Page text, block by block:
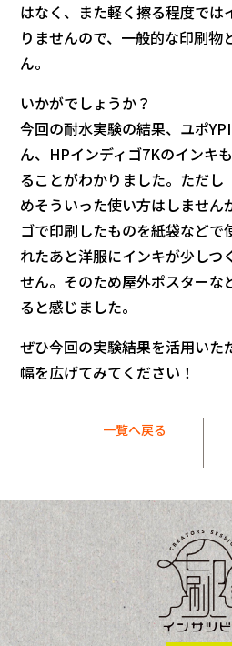
はなく、また軽く擦る程度では
りませんので、一般的な印刷物
ん。
いかがでしょうか？
今回の耐水実験の結果、ユポ
ん、HPインディゴ7Kのインキ
ることがわかりました。ただし
めそういった使い方はしません
ゴで印刷したものを紙袋など
れたあと洋服にインキが少しつ
せん。そのため屋外ポスターな
ると感じました。
ぜひ今回の実験結果を活用いた
幅を広げてみてください！
一覧へ戻る